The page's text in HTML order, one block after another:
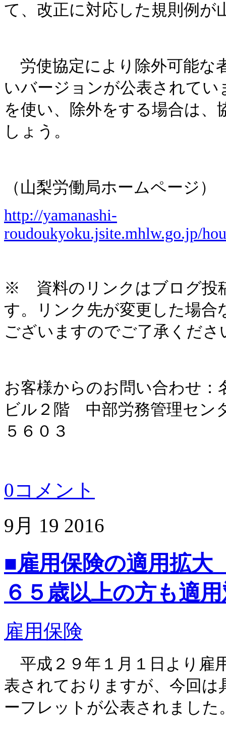
て、改正に対応した規則例が
労使協定により除外可能な
いバージョンが公表されて
を使い、除外をする場合は
しょう。
（山梨労働局ホームページ）
http://yamanashi-
roudoukyoku.jsite.mhlw.go.jp/
※ 資料のリンクはブログ投
す。リンク先が変更した場
ございますのでご了承くださ
お客様からのお問い合わせ：
ビル２階 中部労務管理セン
５６０３
0コメント
9月 19 2016
■雇用保険の適用拡大
６５歳以上の方も適
雇用保険
平成２９年１月１日より雇
表されておりますが、今回
ーフレットが公表されました